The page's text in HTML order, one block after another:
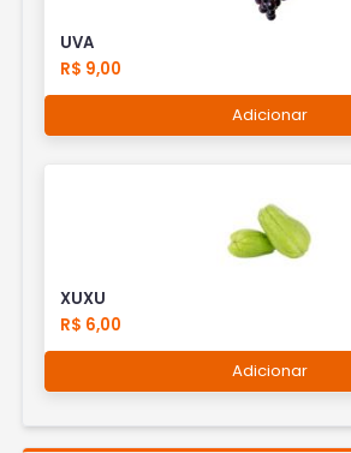
UVA
R$ 9,00
Adicionar
XUXU
R$ 6,00
Adicionar